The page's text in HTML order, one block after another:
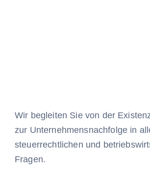
Wir begleiten Sie von der
zur Unternehmensnachfolge in
steuerrechtlichen und
Fragen.